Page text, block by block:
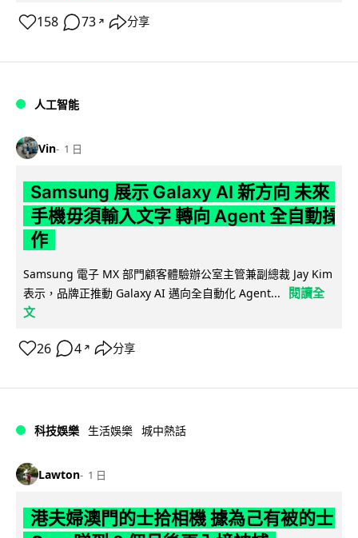
158 73 ↗ 分享
人工智能
Vin 1 日
Samsung 展示 Galaxy AI 新方向 未來
手機毋須輸入文字 轉向 Agent 全自動操
作
Samsung 電子 MX 部門顧客體驗辦公室主管兼副總裁 Jay Kim
表示，品牌正推動 Galaxy AI 邁向全自動化 Agent...
閱讀全
文
26 4 ↗ 分享
科技娛樂 生活娛樂 城中熱話
Lawton 1 日
港夫婦澳門的士拾相機 據為己有被的士